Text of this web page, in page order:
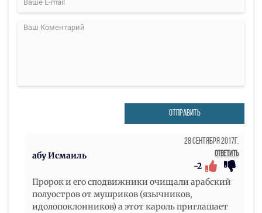
ОТПРАВИТЬ
абу Исмаиль
28 Сентября 2017г.
Ответить
-2
Пророк и его сподвижники очищали арабский
полуостров от мушриков (язычников,
идолопоклонников) а этот кароль приглашает